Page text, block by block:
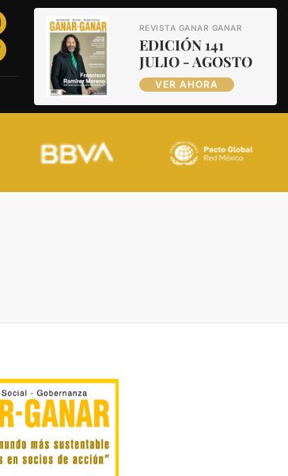
REVISTA GANAR GANAR
EDICIÓN 141
JULIO - AGOSTO
VER AHORA